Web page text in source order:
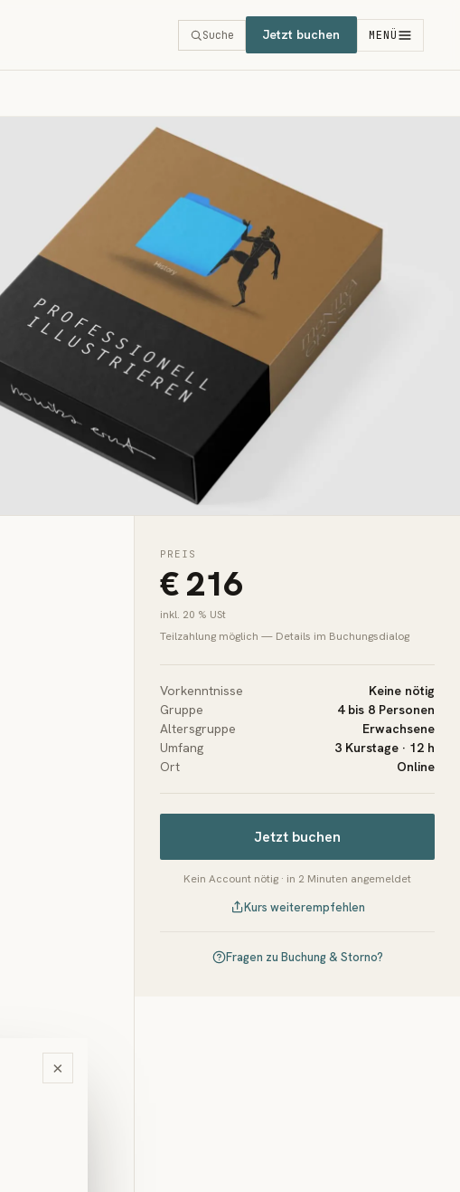
Suche Jetzt buchen MENÜ
×
PREIS
€ 216
inkl. 20 % USt
Teilzahlung möglich — Details im Buchungsdialog
Vorkenntnisse
Keine nötig
Gruppe
4 bis 8 Personen
Altersgruppe
Erwachsene
Umfang
3 Kurstage · 12 h
Ort
Online
Jetzt buchen
Kein Account nötig · in 2 Minuten angemeldet
Kurs weiterempfehlen
Fragen zu Buchung & Storno?